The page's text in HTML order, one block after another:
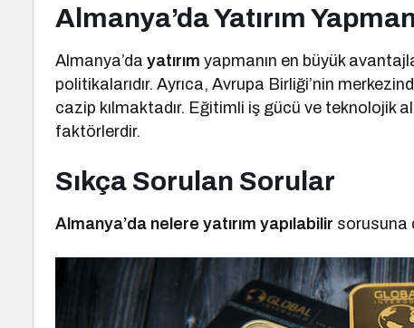
Almanya’da Yatırım
Almanya’dayatırımyapmanın en büyük
politikalarıdır. Ayrıca, Avrupa Birliği’nin
cazip kılmaktadır. Eğitimli iş gücü ve teknolojik
faktörlerdir.
Sıkça Sorulan Sorular
Almanya’da nelere yatırım yapılabilir sorusuna